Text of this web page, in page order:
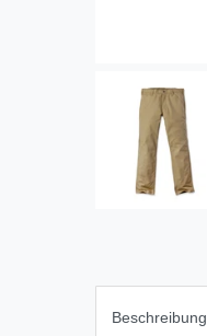
Beschreibung